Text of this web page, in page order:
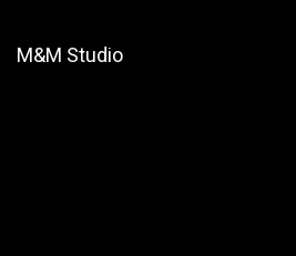
M&M Studio